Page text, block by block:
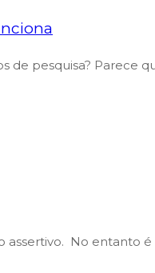
pesquisa? Parece
No entanto